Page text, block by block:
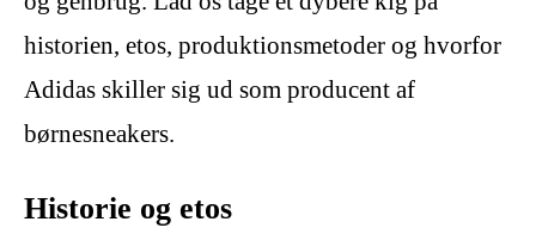
historien, etos, produktionsmetoder og hvorfor
Adidas skiller sig ud som producent af
børnesneakers.
Historie og etos